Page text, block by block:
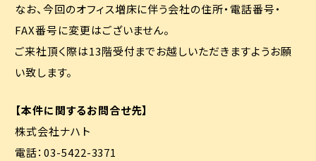
お問い合わせ 採用
なお、今回のオフィス増床に伴う会社の住所・電話番号・
FAX番号に変更はございません。
ご来社頂く際は13階受付までお越しいただきますようお願
い致します。
【本件に関するお問合せ先】
株式会社ナハト
電話：03-5422-3371